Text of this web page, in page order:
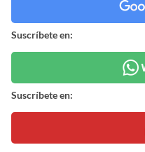
Suscríbete en:
Suscríbete en: